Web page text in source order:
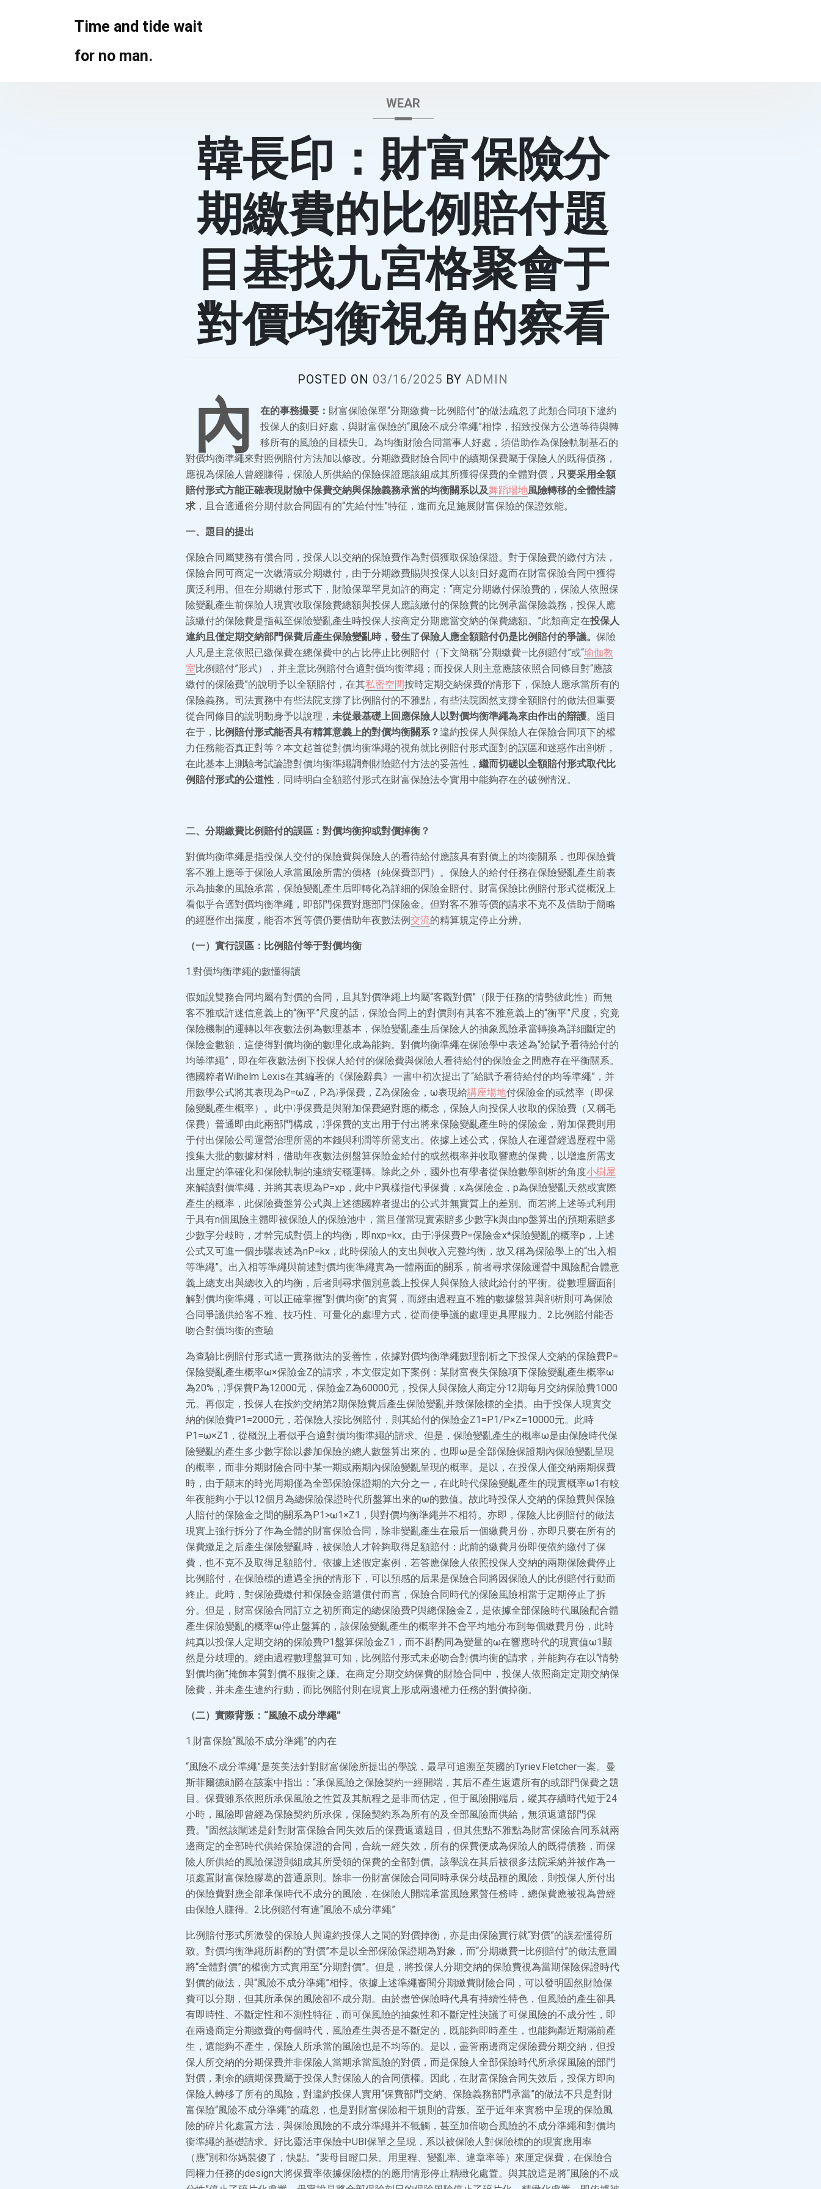
Time and tide wait
for no man.
WEAR
韓長印：財富保險分
期繳費的比例賠付題
目基找九宮格聚會于
對價均衡視角的察看
POSTED ON 03/16/2025 BY ADMIN
內 在的事務撮要： 財富保險保單“分期繳費—比例賠付”的做法疏忽了此類合同項下違約
投保人的刻日好處，與財富保險的“風險不成分準繩”相悖，招致投保方公道等待與轉
移所有的風險的目標失。為均衡財險合同當事人好處，須借助作為保險軌制基石的
對價均衡準繩來對照例賠付方法加以修改。分期繳費財險合同中的續期保費屬于保險人的既得債務，
應視為保險人曾經賺得，保險人所供給的保險保證應該組成其所獲得保費的全體對價， 只要采用全額
賠付形式方能正確表現財險中保費交納與保險義務承當的均衡關系以及舞蹈場地風險轉移的全體性請
求 ，且合適通俗分期付款合同固有的“先給付性”特征，進而充足施展財富保險的保證效能。
一、題目的提出
保險合同屬雙務有償合同，投保人以交納的保險費作為對價獲取保險保證。對于保險費的繳付方法，
保險合同可商定一次繳清或分期繳付，由于分期繳費賜與投保人以刻日好處而在財富保險合同中獲得
廣泛利用。但在分期繳付形式下，財險保單罕見如許的商定：“商定分期繳付保險費的，保險人依照保
險變亂產生前保險人現實收取保險費總額與投保人應該繳付的保險費的比例承當保險義務，投保人應
該繳付的保險費是指截至保險變亂產生時投保人按商定分期應當交納的保費總額。”此類商定在投保人
違約且僅定期交納部門保費后產生保險變亂時，發生了保險人應全額賠付仍是比例賠付的爭議。 保險
人凡是主意依照已繳保費在總保費中的占比停止比例賠付（下文簡稱“分期繳費—比例賠付”或“瑜伽教
室比例賠付”形式），并主意比例賠付合適對價均衡準繩；而投保人則主意應該依照合同條目對“應該
繳付的保險費”的說明予以全額賠付，在其私密空間按時定期交納保費的情形下，保險人應承當所有的
保險義務。司法實務中有些法院支撐了比例賠付的不雅點，有些法院固然支撐全額賠付的做法但重要
從合同條目的說明動身予以說理， 未從最基礎上回應保險人以對價均衡準繩為來由作出的辯護。題目
在于， 比例賠付形式能否具有精算意義上的對價均衡關系？違約投保人與保險人在保險合同項下的權
力任務能否真正對等？本文起首從對價均衡準繩的視角就比例賠付形式面對的誤區和迷惑作出剖析，
在此基本上測驗考試論證對價均衡準繩調劑財險賠付方法的妥善性， 繼而切磋以全額賠付形式取代比
例賠付形式的公道性 ，同時明白全額賠付形式在財富保險法令實用中能夠存在的破例情況。
二、分期繳費比例賠付的誤區：對價均衡抑或對價掉衡？
對價均衡準繩是指投保人交付的保險費與保險人的看待給付應該具有對價上的均衡關系，也即保險費
客不雅上應等于保險人承當風險所需的價格（純保費部門）。保險人的給付任務在保險變亂產生前表
示為抽象的風險承當，保險變亂產生后即轉化為詳細的保險金賠付。財富保險比例賠付形式從概況上
看似乎合適對價均衡準繩，即部門保費對應部門保險金。但對客不雅等價的請求不克不及借助于簡略
的經歷作出揣度，能否本質等價仍要借助年夜數法例交流的精算規定停止分辨。
（一）實行誤區：比例賠付等于對價均衡
1.對價均衡準繩的數懂得讀
假如說雙務合同均屬有對價的合同，且其對價準繩上均屬“客觀對價”（限于任務的情勢彼此性）而無
客不雅或許迷信意義上的“衡平”尺度的話，保險合同上的對價則有其客不雅意義上的“衡平”尺度，究竟
保險機制的運轉以年夜數法例為數理基本，保險變亂產生后保險人的抽象風險承當轉換為詳細斷定的
保險金數額，這使得對價均衡的數理化成為能夠。對價均衡準繩在保險學中表述為“給賦予看待給付的
均等準繩”，即在年夜數法例下投保人給付的保險費與保險人看待給付的保險金之間應存在平衡關系。
德國粹者Wilhelm Lexis在其編著的《保險辭典》一書中初次提出了“給賦予看待給付的均等準繩”，并
用數學公式將其表現為P=ωZ，P為凈保費，Z為保險金，ω表現給講座場地付保險金的或然率（即保
險變亂產生概率）。此中凈保費是與附加保費絕對應的概念，保險人向投保人收取的保險費（又稱毛
保費）普通即由此兩部門構成，凈保費的支出用于付出將來保險變亂產生時的保險金，附加保費則用
于付出保險公司運營治理所需的本錢與利潤等所需支出。依據上述公式，保險人在運營經過歷程中需
搜集大批的數據材料，借助年夜數法例盤算保險金給付的或然概率并收取響應的保費，以增進所需支
出厘定的準確化和保險軌制的連續安穩運轉。除此之外，國外也有學者從保險數學剖析的角度小樹屋
來解讀對價準繩，并將其表現為P=xp，此中P異樣指代凈保費，x為保險金，p為保險變亂天然或實際
產生的概率，此保險費盤算公式與上述德國粹者提出的公式并無實質上的差別。而若將上述等式利用
于具有n個風險主體即被保險人的保險池中，當且僅當現實索賠多少數字k與由np盤算出的預期索賠多
少數字分歧時，才幹完成對價上的均衡，即nxp=kx。由于凈保費P=保險金x*保險變亂的概率p，上述
公式又可進一個步驟表述為nP=kx，此時保險人的支出與收入完整均衡，故又稱為保險學上的“出入相
等準繩”。出入相等準繩與前述對價均衡準繩實為一體兩面的關系，前者尋求保險運營中風險配合體意
義上總支出與總收入的均衡，后者則尋求個別意義上投保人與保險人彼此給付的平衡。從數理層面剖
解對價均衡準繩，可以正確掌握“對價均衡”的實質，而經由過程直不雅的數據盤算與剖析則可為保險
合同爭議供給客不雅、技巧性、可量化的處理方式，從而使爭議的處理更具壓服力。2.比例賠付能否
吻合對價均衡的查驗
為查驗比例賠付形式這一實務做法的妥善性，依據對價均衡準繩數理剖析之下投保人交納的保險費P=
保險變亂產生概率ω×保險金Z的請求，本文假定如下案例：某財富喪失保險項下保險變亂產生概率ω
為20%，凈保費P為12000元，保險金Z為60000元，投保人與保險人商定分12期每月交納保險費1000
元。再假定，投保人在按約交納第2期保險費后產生保險變亂并致保險標的全損。由于投保人現實交
納的保險費P1=2000元，若保險人按比例賠付，則其給付的保險金Z1=P1/P×Z=10000元。此時
P1=ω×Z1，從概況上看似乎合適對價均衡準繩的請求。但是，保險變亂產生的概率ω是由保險時代保
險變亂的產生多少數字除以參加保險的總人數盤算出來的，也即ω是全部保險保證期內保險變亂呈現
的概率，而非分期財險合同中某一期或兩期內保險變亂呈現的概率。是以，在投保人僅交納兩期保費
時，由于顛末的時光周期僅為全部保險保證期的六分之一，在此時代保險變亂產生的現實概率ω1有較
年夜能夠小于以12個月為總保險保證時代所盤算出來的ω的數值。故此時投保人交納的保險費與保險
人賠付的保險金之間的關系為P1>ω1×Z1，與對價均衡準繩并不相符。亦即，保險人比例賠付的做法
現實上強行拆分了作為全體的財富保險合同，除非變亂產生在最后一個繳費月份，亦即只要在所有的
保費繳足之后產生保險變亂時，被保險人才幹夠取得足額賠付；此前的繳費月份即便依約繳付了保
費，也不克不及取得足額賠付。依據上述假定案例，若答應保險人依照投保人交納的兩期保險費停止
比例賠付，在保險標的遭遇全損的情形下，可以預感的后果是保險合同將因保險人的比例賠付行動而
終止。此時，對保險費繳付和保險金賠還償付而言，保險合同時代的保險風險相當于定期停止了拆
分。但是，財富保險合同訂立之初所商定的總保險費P與總保險金Z，是依據全部保險時代風險配合體
產生保險變亂的概率ω停止盤算的，該保險變亂產生的概率并不會平均地分布到每個繳費月份，此時
純真以投保人定期交納的保險費P1盤算保險金Z1，而不斟酌同為變量的ω在響應時代的現實值ω1顯
然是分歧理的。經由過程數理盤算可知，比例賠付形式未必吻合對價均衡的請求，并能夠存在以“情勢
對價均衡”掩飾本質對價不服衡之嫌。在商定分期交納保費的財險合同中，投保人依照商定定期交納保
險費，并未產生違約行動，而比例賠付則在現實上形成兩邊權力任務的對價掉衡。
（二）實際背叛：“風險不成分準繩”
1.財富保險“風險不成分準繩”的內在
“風險不成分準繩”是英美法針對財富保險所提出的學說，最早可追溯至英國的Tyriev.Fletcher一案。曼
斯菲爾德勛爵在該案中指出：“承保風險之保險契約一經開端，其后不產生返還所有的或部門保費之題
目。保費雖系依照所承保風險之性質及其航程之是非而估定，但于風險開端后，縱其存續時代短于24
小時，風險即曾經為保險契約所承保，保險契約系為所有的及全部風險而供給，無須返還部門保
費。”固然該闡述是針對財富保險合同失效后的保費返還題目，但其焦點不雅點為財富保險合同系就兩
邊商定的全部時代供給保險保證的合同，合統一經失效，所有的保費便成為保險人的既得債務，而保
險人所供給的風險保證則組成其所受領的保費的全部對價。該學說在其后被很多法院采納并被作為一
項處置財富保險膠葛的普通原則。除非一份財富保險合同同時承保分歧品種的風險，則投保人所付出
的保險費對應全部承保時代不成分的風險，在保險人開端承當風險累贅任務時，總保費應被視為曾經
由保險人賺得。2.比例賠付有違“風險不成分準繩”
比例賠付形式所激發的保險人與違約投保人之間的對價掉衡，亦是由保險實行就“對價”的誤差懂得所
致。對價均衡準繩所斟酌的“對價”本是以全部保險保證期為對象，而“分期繳費—比例賠付”的做法意圖
將“全體對價”的權衡方式實用至“分期對價”。但是，將投保人分期交納的保險費視為當期保險保證時代
對價的做法，與“風險不成分準繩”相悖。依據上述準繩審閱分期繳費財險合同，可以發明固然財險保
費可以分期，但其所承保的風險卻不成分期。由於盡管保險時代具有持續性特色，但風險的產生卻具
有即時性、不斷定性和不測性特征，而可保風險的抽象性和不斷定性決議了可保風險的不成分性，即
在兩邊商定分期繳費的每個時代，風險產生與否是不斷定的，既能夠即時產生，也能夠鄰近期滿前產
生，還能夠不產生，保險人所承當的風險也是不均等的。是以，盡管兩邊商定保險費分期交納，但投
保人所交納的分期保費并非保險人當期承當風險的對價，而是保險人全部保險時代所承保風險的部門
對價，剩余的續期保費屬于投保人對保險人的合同債權。因此，在財富保險合同失效后，投保方即向
保險人轉移了所有的風險，對違約投保人實用“保費部門交納、保險義務部門承當”的做法不只是對財
富保險“風險不成分準繩”的疏忽，也是對財富保險相干規則的背叛。至于近年來實務中呈現的保險風
險的碎片化處置方法，與保險風險的不成分準繩并不牴觸，甚至加倍吻合風險的不成分準繩和對價均
衡準繩的基礎請求。好比靈活車保險中UBI保單之呈現，系以被保險人對保險標的的現實應用率
（應“別和你媽裝傻了，快點。”裴母目瞪口呆。用里程、變亂率、違章率等）來厘定保費，在保險合
同權力任務的design大將保費率依據保險標的的應用情形停止精緻化處置。與其說這是將“風險的不成